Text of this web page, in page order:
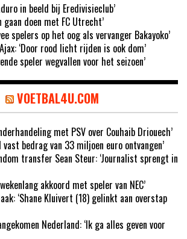
in beeld bij Eredivisieclub’
gaan doen met FC Utrecht’
spelers op het oog als vervanger Bakayoko’
‘Door rood licht rijden is ook dom’
speler wegvallen voor het seizoen’
VOETBAL4U.COM
met PSV over Couhaib Driouech’
vast bedrag van 33 miljoen euro ontvangen’
transfer Sean Steur: ‘Journalist sprengt in
akkoord met speler van NEC’
‘Shane Kluivert (18) gelinkt aan overstap
Nederland: ‘Ik ga alles geven voor